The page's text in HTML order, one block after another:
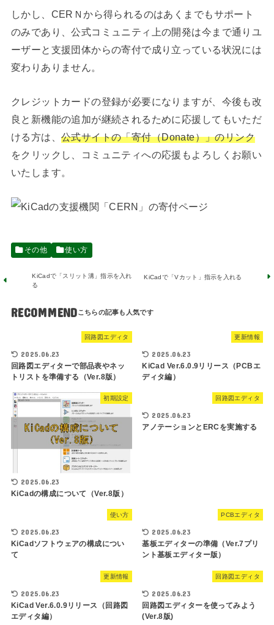
しかし、CERＮから得られるのはあくまでもサポート
のみであり、公式コミュニティ上の開発は今まで通りユ
ーザーと支援団体からの寄付で成り立っている状況には
変わりありません。
クレジットカードの登録が必要になりますが、今後も改
良と新機能の追加が継続されるために応援してもいただ
ける方は、 公式サイトの「寄付（Donate）」のリンク
をクリックし、コミュニティへの応援もよろしくお願い
いたします。
その他 使い方
KiCadで「スリット溝」指示を入れ
る
KiCadで「Vカット」指示を入れる
RECOMMEND
回路図エディタ
2025.06.23
回路図エディターで部品表やネッ
トリストを準備する（Ver.8版）
更新情報
2025.06.23
KiCad Ver.6.0.9リリース（PCBエ
ディタ編）
初期設定
2025.06.23
KiCadの構成について（Ver.8版）
回路図エディタ
2025.06.23
アノテーションとERCを実施する
使い方
2025.06.23
KiCadソフトウェアの構成につい
て
PCBエディタ
2025.06.23
基板エディターの準備（Ver.7プリ
ント基板エディター版）
更新情報
2025.06.23
KiCad Ver.6.0.9リリース（回路図
エディタ編）
回路図エディタ
2025.06.23
回路図エディターを使ってみよう
(Ver.8版)